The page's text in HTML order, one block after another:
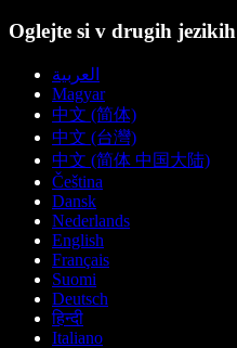
Oglejte si v drugih jezikih
العربية
Magyar
中文 (简体)
中文 (台灣)
中文 (简体 中国大陆)
Čeština
Dansk
Nederlands
English
Français
Suomi
Deutsch
हिन्दी
Italiano